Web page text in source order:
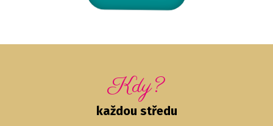
Kdy?
každou středu